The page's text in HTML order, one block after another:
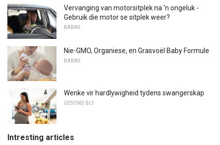
Vervanging van motorsitplek na 'n ongeluk -
Gebruik die motor se sitplek weer?
BABAS
Nie-GMO, Organiese, en Grasvoël Baby Formule
BABAS
Wenke vir hardlywigheid tydens swangerskap
GESOND BLY
Intresting articles